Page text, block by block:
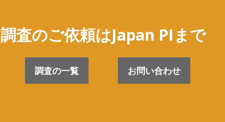
調査のご依頼はJapan PIまで
調査の一覧 お問い合わせ